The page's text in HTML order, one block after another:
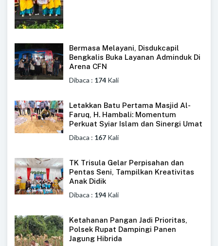
Bermasa Melayani, Disdukcapil
Bengkalis Buka Layanan Adminduk Di
Arena CFN
Dibaca : 174 Kali
Letakkan Batu Pertama Masjid Al-
Faruq, H. Hambali: Momentum
Perkuat Syiar Islam dan Sinergi Umat
Dibaca : 167 Kali
TK Trisula Gelar Perpisahan dan
Pentas Seni, Tampilkan Kreativitas
Anak Didik
Dibaca : 194 Kali
Ketahanan Pangan Jadi Prioritas,
Polsek Rupat Dampingi Panen
Jagung Hibrida